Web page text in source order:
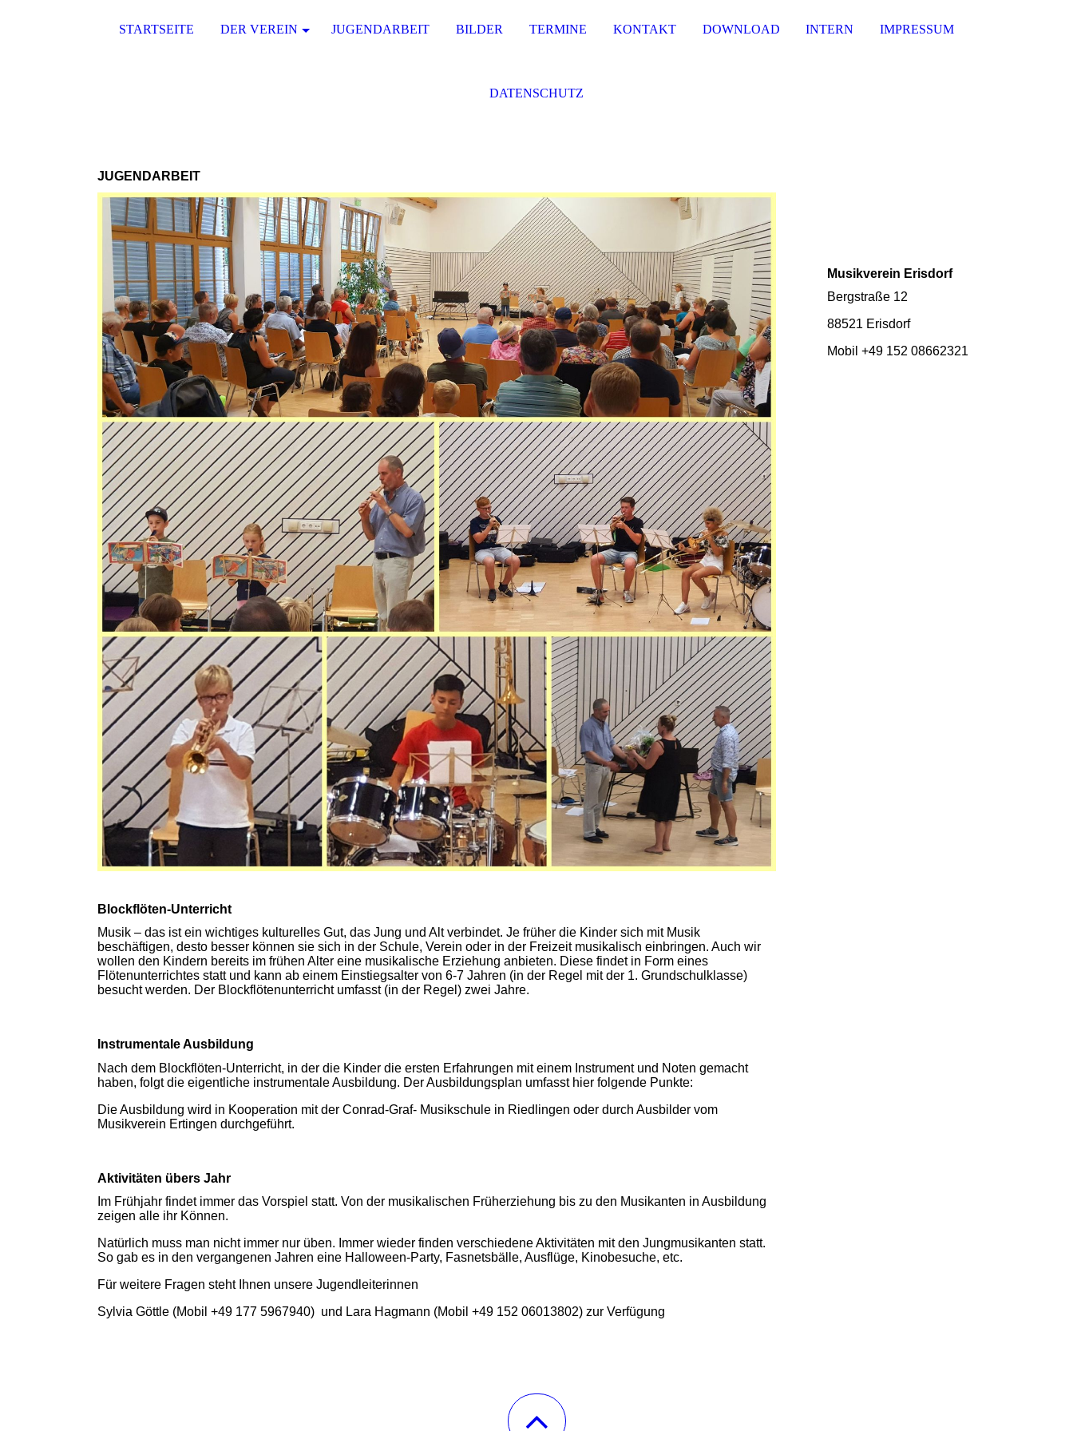
STARTSEITE DER VEREIN JUGENDARBEIT BILDER TERMINE KONTAKT DOWNLOAD INTERN IMPRESSUM
DATENSCHUTZ
JUGENDARBEIT
Blockflöten-Unterricht
Musik – das ist ein wichtiges kulturelles Gut, das Jung und Alt verbindet. Je früher die Kinder sich mit Musik
beschäftigen, desto besser können sie sich in der Schule, Verein oder in der Freizeit musikalisch einbringen. Auch wir
wollen den Kindern bereits im frühen Alter eine musikalische Erziehung anbieten. Diese findet in Form eines
Flötenunterrichtes statt und kann ab einem Einstiegsalter von 6-7 Jahren (in der Regel mit der 1. Grundschulklasse)
besucht werden. Der Blockflötenunterricht umfasst (in der Regel) zwei Jahre.
Instrumentale Ausbildung
Nach dem Blockflöten-Unterricht, in der die Kinder die ersten Erfahrungen mit einem Instrument und Noten gemacht
haben, folgt die eigentliche instrumentale Ausbildung. Der Ausbildungsplan umfasst hier folgende Punkte:
Die Ausbildung wird in Kooperation mit der Conrad-Graf- Musikschule in Riedlingen oder durch Ausbilder vom
Musikverein Ertingen durchgeführt.
Aktivitäten übers Jahr
Im Frühjahr findet immer das Vorspiel statt. Von der musikalischen Früherziehung bis zu den Musikanten in Ausbildung
zeigen alle ihr Können.
Natürlich muss man nicht immer nur üben. Immer wieder finden verschiedene Aktivitäten mit den Jungmusikanten statt.
So gab es in den vergangenen Jahren eine Halloween-Party, Fasnetsbälle, Ausflüge, Kinobesuche, etc.
Für weitere Fragen steht Ihnen unsere Jugendleiterinnen
Sylvia Göttle (Mobil +49 177 5967940) und Lara Hagmann (Mobil +49 152 06013802) zur Verfügung
Musikverein Erisdorf
Bergstraße 12
88521 Erisdorf
Mobil +49 152 08662321